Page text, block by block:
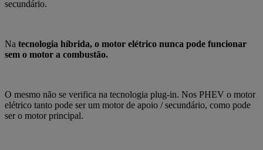
secundário.
Na tecnologia híbrida, o motor elétrico nunca pode funcionar
sem o motor a combustão.
O mesmo não se verifica na tecnologia plug-in. Nos PHEV o motor
elétrico tanto pode ser um motor de apoio / secundário, como pode
ser o motor principal.